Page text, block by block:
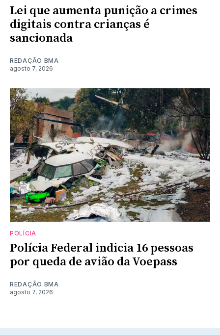
Lei que aumenta punição a crimes
digitais contra crianças é
sancionada
REDAÇÃO BMA
agosto 7, 2026
POLÍCIA
Polícia Federal indicia 16 pessoas
por queda de avião da Voepass
REDAÇÃO BMA
agosto 7, 2026